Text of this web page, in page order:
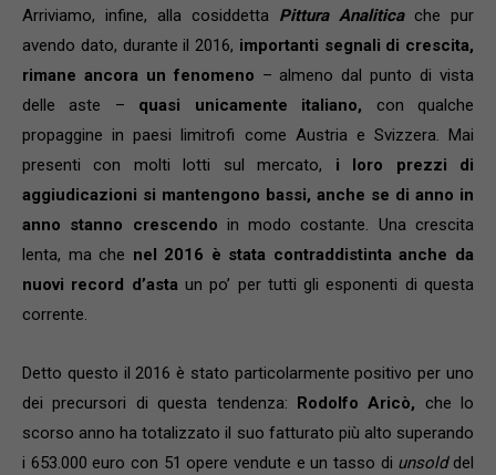
Arriviamo, infine, alla cosiddetta Pittura Analiticache pur
avendo dato, durante il 2016, importanti segnali di crescita,
rimane ancora un fenomeno – almeno dal punto di vista
delle aste – quasi unicamente italiano, con qualche
propaggine in paesi limitrofi come Austria e Svizzera. Mai
presenti con molti lotti sul mercato, i loro prezzi di
aggiudicazioni si mantengono bassi, anche se di anno in
anno stanno crescendo in modo costante. Una crescita
lenta, ma che nel 2016 è stata contraddistinta anche da
nuovi record d’astaun po’ per tutti gli esponenti di questa
corrente.
Detto questo il 2016 è stato particolarmente positivo per uno
dei precursori di questa tendenza: Rodolfo Aricò, che lo
scorso anno ha totalizzato il suo fatturato più alto superando
i 653.000 euro con 51 opere vendute e un tasso di unsolddel